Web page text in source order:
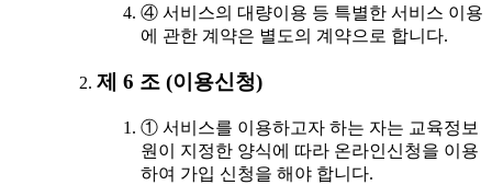
④ 서비스의 대량이용 등 특별한 서비스 이용
에 관한 계약은 별도의 계약으로 합니다.
제 6 조 (이용신청)
① 서비스를 이용하고자 하는 자는 교육정보
원이 지정한 양식에 따라 온라인신청을 이용
하여 가입 신청을 해야 합니다.